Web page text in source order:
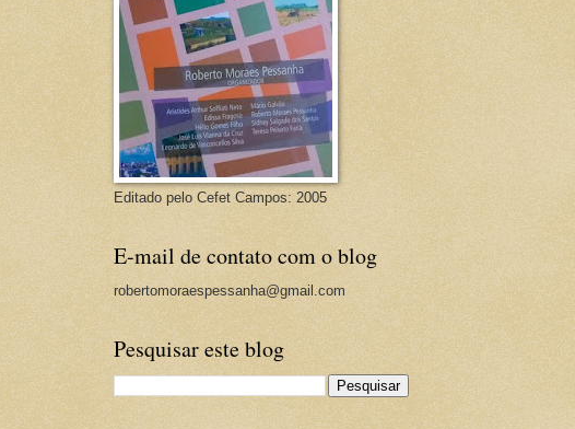
Editado pelo Cefet Campos: 2005
E-mail de contato com o blog
robertomoraespessanha@gmail.com
Pesquisar este blog